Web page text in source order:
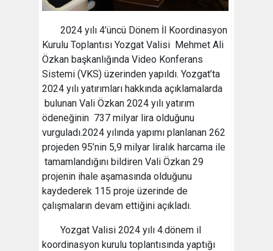
2024 yılı 4’üncü Dönem İl Koordinasyon
Kurulu Toplantısı Yozgat Valisi Mehmet Ali
Özkan başkanlığında Video Konferans
Sistemi (VKS) üzerinden yapıldı. Yozgat’ta
2024 yılı yatırımları hakkında açıklamalarda
bulunan Vali Özkan 2024 yılı yatırım
ödeneğinin 737 milyar lira olduğunu
vurguladı.2024 yılında yapımı planlanan 262
projeden 95’nin 5,9 milyar liralık harcama ile
tamamlandığını bildiren Vali Özkan 29
projenin ihale aşamasında olduğunu
kaydederek 115 proje üzerinde de
çalışmaların devam ettiğini açıkladı.
Yozgat Valisi 2024 yılı 4.dönem il
koordinasyon kurulu toplantısında yaptığı